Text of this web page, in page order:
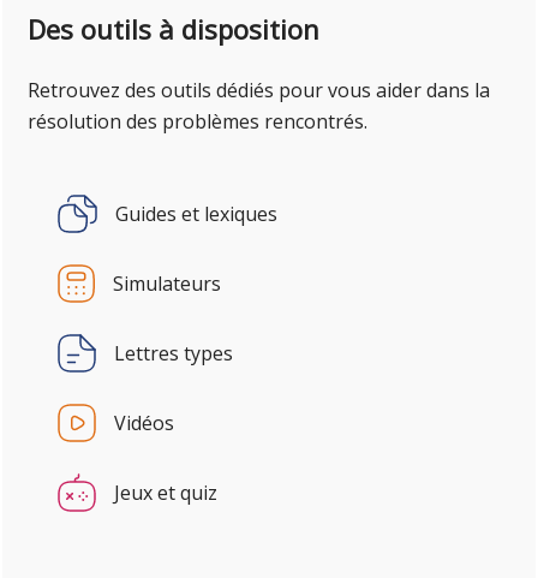
Des outils à disposition
Retrouvez des outils dédiés pour vous aider dans la
résolution des problèmes rencontrés.
Guides et lexiques
Simulateurs
Lettres types
Vidéos
Jeux et quiz